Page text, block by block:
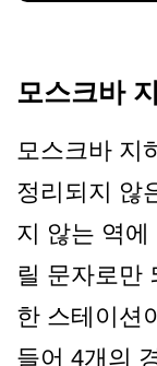
모스크바
모스크바 지
정리되지 않
지 않는 역에
릴 문자로만
한 스테이션
들어 4개의